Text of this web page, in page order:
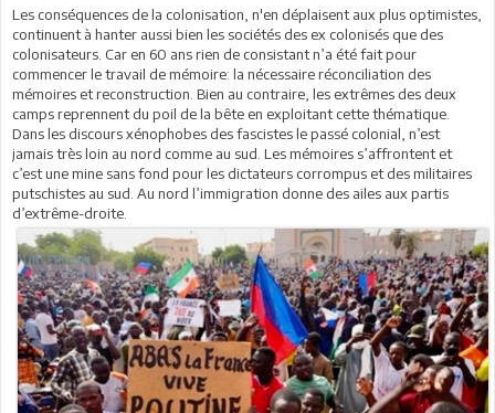
Les conséquences de la colonisation, n'en déplaisent aux plus optimistes,
continuent à hanter aussi bien les sociétés des ex colonisés que des
colonisateurs. Car en 60 ans rien de consistant n’a été fait pour
commencer le travail de mémoire: la nécessaire réconciliation des
mémoires et reconstruction. Bien au contraire, les extrêmes des deux
camps reprennent du poil de la bête en exploitant cette thématique.
Dans les discours xénophobes des fascistes le passé colonial, n’est
jamais très loin au nord comme au sud. Les mémoires s’affrontent et
c’est une mine sans fond pour les dictateurs corrompus et des militaires
putschistes au sud. Au nord l’immigration donne des ailes aux partis
d’extrême-droite.